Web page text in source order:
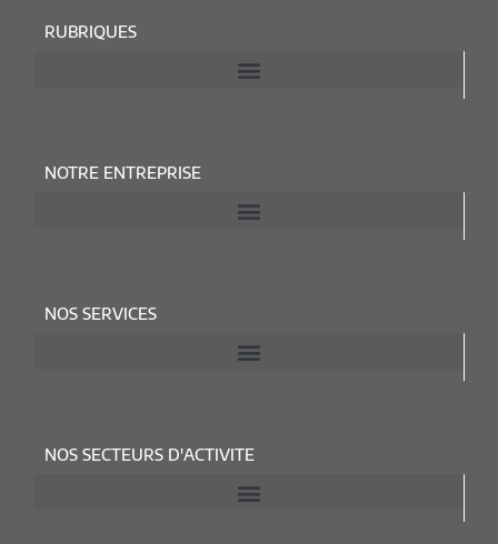
RUBRIQUES
NOTRE ENTREPRISE
NOS SERVICES
NOS SECTEURS D'ACTIVITE